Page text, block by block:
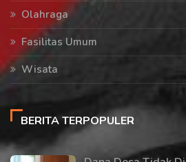
Olahraga
Fasilitas Umum
Wisata
BERITA TERPOPULER